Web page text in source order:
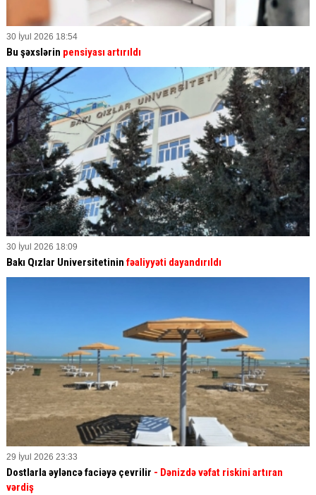
30 İyul 2026 18:54
Bu şəxslərin pensiyası artırıldı
30 İyul 2026 18:09
Bakı Qızlar Universitetinin fəaliyyəti dayandırıldı
29 İyul 2026 23:33
Dostlarla əyləncə faciəyə çevrilir - Dənizdə vəfat riskini artıran
vərdiş